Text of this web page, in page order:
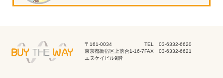
〒161-0034
東京都新宿区上落合1-16-7
エヌケイビル9階
TEL 03-6332-6620
FAX 03-6332-6621